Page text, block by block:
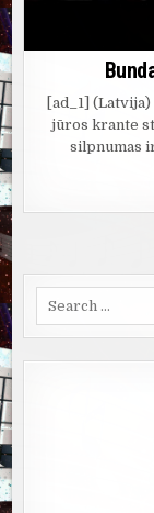
[ad_1]
jūros krante
silpnumas